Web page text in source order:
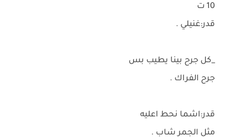
10 ت
قدر:غنيلي .
_كل جرح بينا يطيب بس
جرح الفراك .
قدر:اشما نحط اعليه
مثل الجمر شاب .